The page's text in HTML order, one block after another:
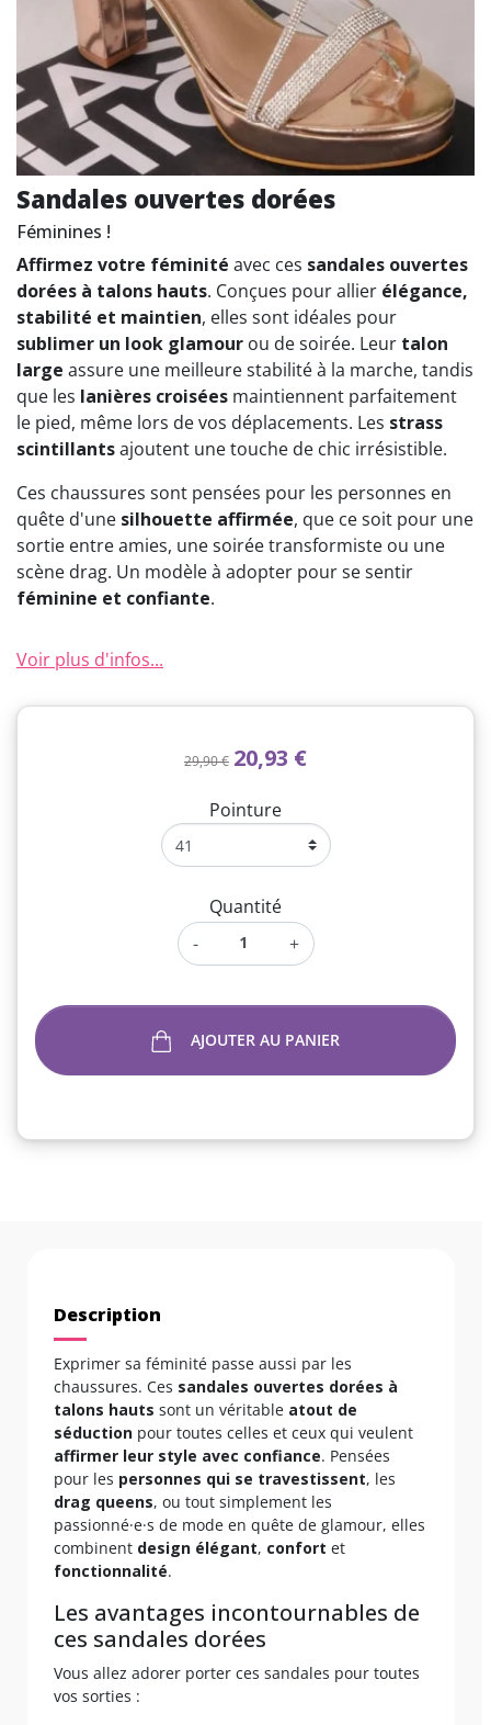
Sandales ouvertes dorées
Féminines !
Affirmez votre féminité avec ces sandales ouvertes
dorées à talons hauts. Conçues pour allier élégance,
stabilité et maintien, elles sont idéales pour
sublimer un look glamour ou de soirée. Leur talon
large assure une meilleure stabilité à la marche, tandis
que les lanières croisées maintiennent parfaitement
le pied, même lors de vos déplacements. Les strass
scintillantsajoutent une touche de chic irrésistible.
Ces chaussures sont pensées pour les personnes en
quête d'une silhouette affirmée, que ce soit pour une
sortie entre amies, une soirée transformiste ou une
scène drag. Un modèle à adopter pour se sentir
féminine et confiante.
Voir plus d'infos...
29,90 € 20,93 €
Pointure
Quantité
-
+
AJOUTER AU PANIER
Description
Exprimer sa féminité passe aussi par les
chaussures. Ces sandales ouvertes dorées à
talons hauts sont un véritable atout de
séduction pour toutes celles et ceux qui veulent
affirmer leur style avec confiance. Pensées
pour les personnes qui se travestissent, les
drag queens, ou tout simplement les
passionné·e·s de mode en quête de glamour, elles
combinent design élégant, confort et
fonctionnalité.
Les avantages incontournables de
ces sandales dorées
Vous allez adorer porter ces sandales pour toutes
vos sorties :